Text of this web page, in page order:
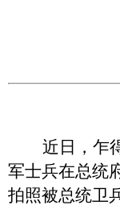
近日，乍
军士兵在总统
拍照被总统卫